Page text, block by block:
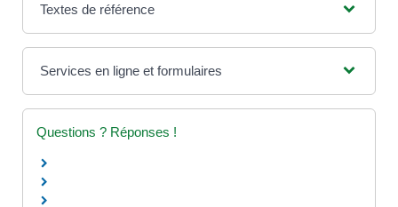
Textes de référence
Services en ligne et formulaires
Questions ? Réponses !